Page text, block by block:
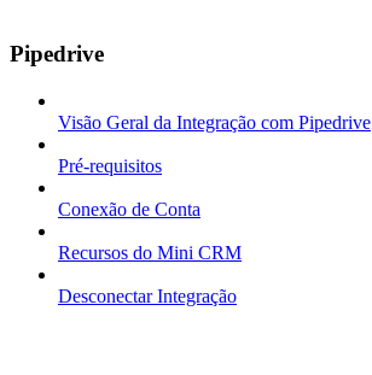
Pipedrive
Visão Geral da Integração com Pipedrive
Pré-requisitos
Conexão de Conta
Recursos do Mini CRM
Desconectar Integração